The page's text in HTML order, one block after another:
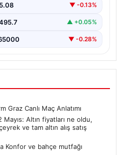
▼ -0.13%
▲ +0.05%
▼ -0.28%
Graz Canlı Maç Anlatımı
Mayıs: Altın fiyatları ne oldu,
ve tam altın alış satış
Konfor ve bahçe mutfağı